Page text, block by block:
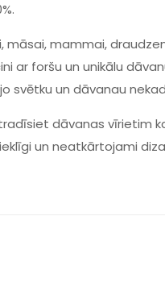
māsai, mammai,
ar foršu un unikālu
svētku un dāvanau
dāvanas vīrietim
un neatkārtojami